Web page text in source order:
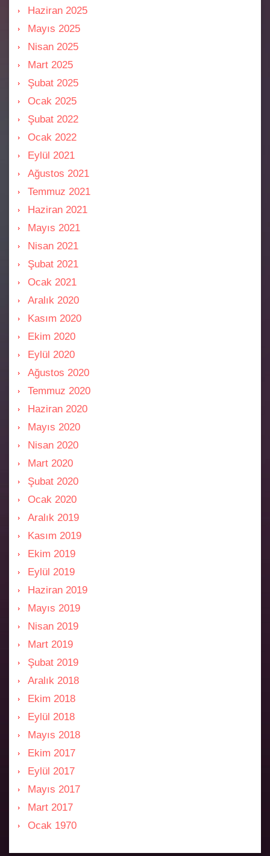
Haziran 2025
Mayıs 2025
Nisan 2025
Mart 2025
Şubat 2025
Ocak 2025
Şubat 2022
Ocak 2022
Eylül 2021
Ağustos 2021
Temmuz 2021
Haziran 2021
Mayıs 2021
Nisan 2021
Şubat 2021
Ocak 2021
Aralık 2020
Kasım 2020
Ekim 2020
Eylül 2020
Ağustos 2020
Temmuz 2020
Haziran 2020
Mayıs 2020
Nisan 2020
Mart 2020
Şubat 2020
Ocak 2020
Aralık 2019
Kasım 2019
Ekim 2019
Eylül 2019
Haziran 2019
Mayıs 2019
Nisan 2019
Mart 2019
Şubat 2019
Aralık 2018
Ekim 2018
Eylül 2018
Mayıs 2018
Ekim 2017
Eylül 2017
Mayıs 2017
Mart 2017
Ocak 1970